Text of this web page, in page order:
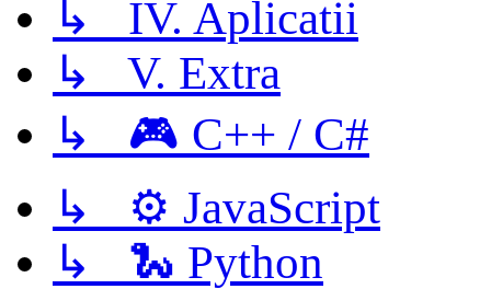
↳ IV. Aplicatii
↳ V. Extra
↳ 🎮 C++ / C#
↳ ⚙️ JavaScript
↳ 🐍 Python